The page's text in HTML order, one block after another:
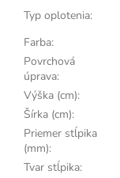
Typ oplotenia:
Farba:
Povrchová
úprava:
Výška (cm):
Šírka (cm):
Priemer stĺpika
(mm):
Tvar stĺpika: